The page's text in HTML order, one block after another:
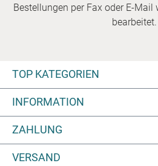
Bestellungen per Fax oder E-Mail
bearbeitet.
TOP KATEGORIEN
INFORMATION
ZAHLUNG
VERSAND